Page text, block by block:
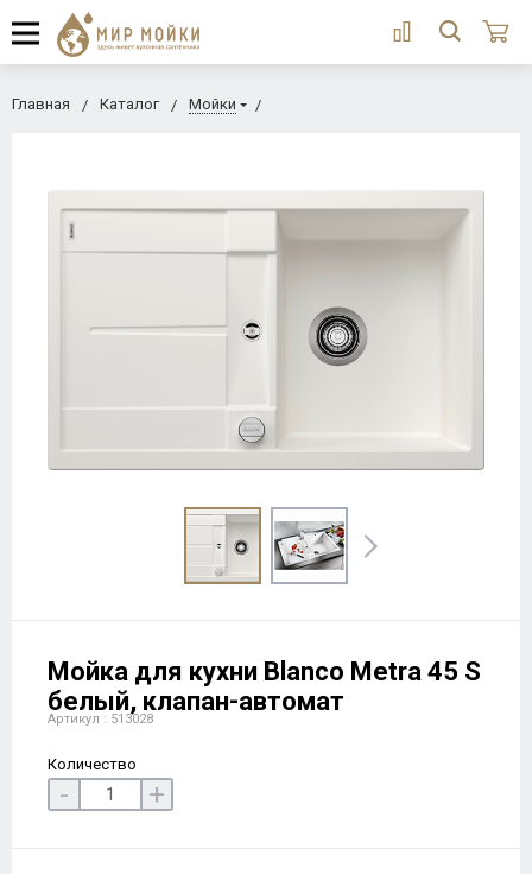
Главная Каталог Мойки
Мойка для кухни Blanco Metra 45 S
белый, клапан-автомат
Артикул : 513028
Количество
- +